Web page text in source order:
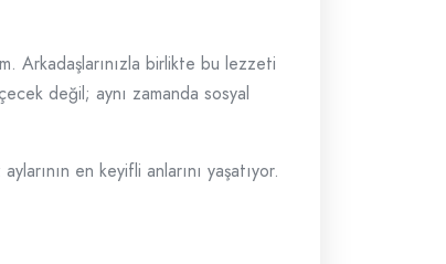
Arkadaşlarınızla birlikte bu lezzeti
değil; aynı zamanda sosyal
en keyifli anlarını yaşatıyor.